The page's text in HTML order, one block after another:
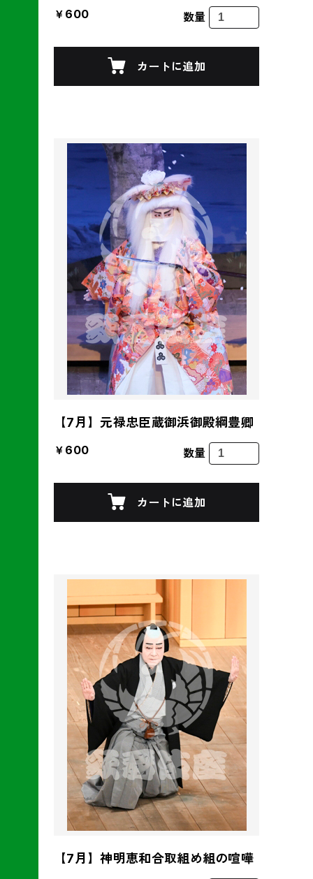
￥600 数量
カートに追加
【7月】元禄忠臣蔵御浜御殿綱豊卿
￥600 数量
カートに追加
【7月】神明恵和合取組め組の喧嘩